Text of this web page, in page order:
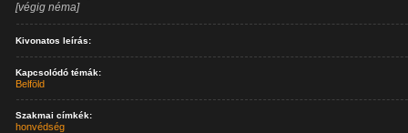
[végig néma]
Kivonatos leírás:
Kapcsolódó témák:
Belföld
Szakmai címkék:
honvédség